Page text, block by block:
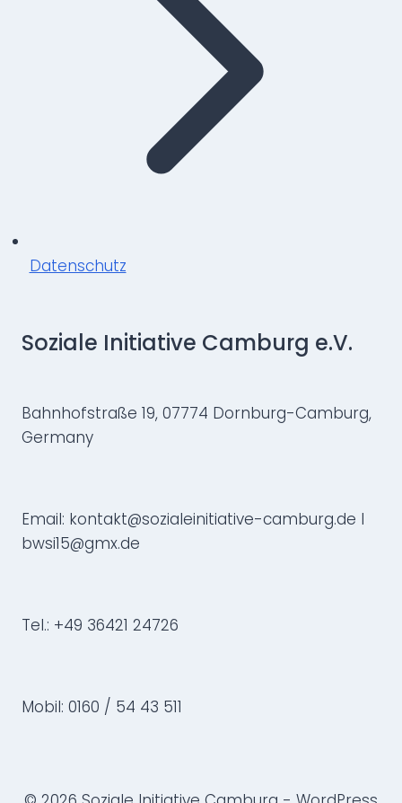
Datenschutz
Soziale Initiative Camburg e.V.
Bahnhofstraße 19, 07774 Dornburg-Camburg,
Germany
Email: kontakt@sozialeinitiative-camburg.de I
bwsi15@gmx.de
Tel.: +49 36421 24726
Mobil: 0160 / 54 43 511